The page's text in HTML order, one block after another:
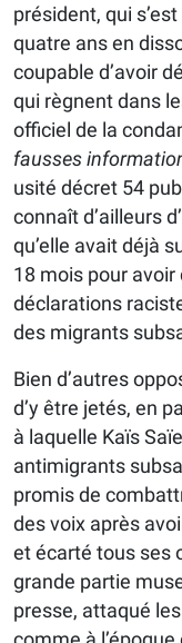
président, qui
quatre ans en
coupable d’avoir
qui règnent dans
officiel de la
fausses
usité décret 54
connaît d’ailleurs
qu’elle avait déjà
18 mois pour
déclarations
des migrants
Bien d’autres
d’y être jetés, en
à laquelle Kaïs
antimigrants
promis de
des voix après
et écarté tous ses
grande partie
presse, attaqué